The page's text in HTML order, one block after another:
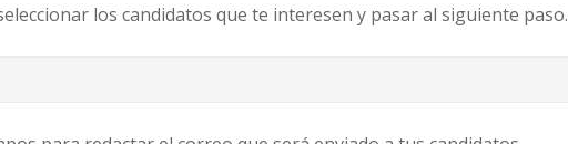
los candidatos que te interesen y pasar al siguiente paso.